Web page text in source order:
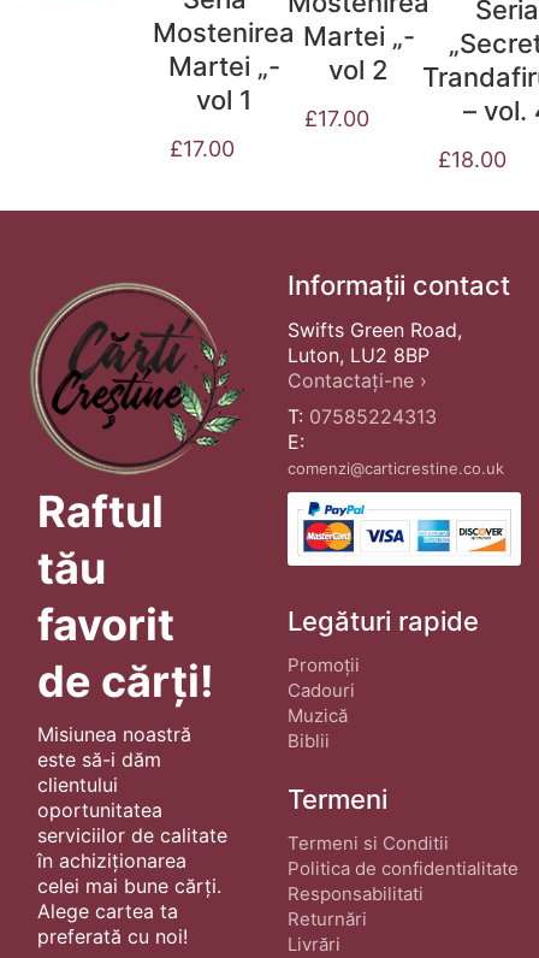
Mostenirea
Martei „-
vol 1
£17.00
Martei „-
vol 2
£17.00
Seria
– vol.
£18.00
Raftul
tău
favorit
de cărți!
Misiunea noastră
este să-i dăm
clientului
oportunitatea
serviciilor de calitate
în achiziționarea
celei mai bune cărți.
Alege cartea ta
preferată cu noi!
Informații contact
Swifts Green Road,
Luton, LU2 8BP
Contactați-ne ›
T: 07585224313
E:
comenzi@carticrestine.co.uk
Legături rapide
Promoții
Cadouri
Muzică
Biblii
Termeni
Termeni si Conditii
Politica de confidentialitate
Responsabilitati
Returnări
Livrări